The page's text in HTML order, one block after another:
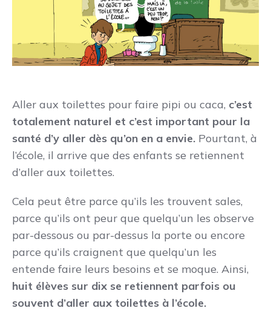
Aller aux toilettes pour faire pipi ou caca, c’est
totalement naturel et c’est important pour la
santé d’y aller dès qu’on en a envie. Pourtant, à
l’école, il arrive que des enfants se retiennent
d’aller aux toilettes.
Cela peut être parce qu’ils les trouvent sales,
parce qu’ils ont peur que quelqu’un les observe
par-dessous ou par-dessus la porte ou encore
parce qu’ils craignent que quelqu’un les
entende faire leurs besoins et se moque. Ainsi,
huit élèves sur dix se retiennent parfois ou
souvent d’aller aux toilettes à l’école.